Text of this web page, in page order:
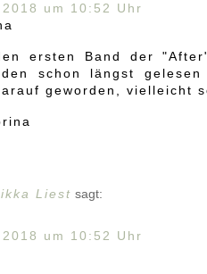
um 10:52 Uhr
ersten Band der
schon längst
geworden, vielleicht
Liest sagt:
um 10:52 Uhr